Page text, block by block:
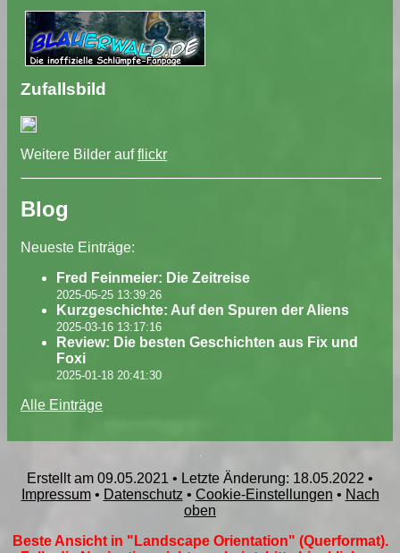
Zufallsbild
Weitere Bilder aufflickr
Blog
Neueste Einträge:
Fred Feinmeier: Die Zeitreise
2025-05-25 13:39:26
Kurzgeschichte: Auf den Spuren der Aliens
2025-03-16 13:17:16
Review: Die besten Geschichten aus Fix und
Foxi
2025-01-18 20:41:30
Alle Einträge
Erstellt am 09.05.2021 • Letzte Änderung: 18.05.2022 •
Impressum• Datenschutz • Cookie-Einstellungen • Nach
oben
Beste Ansicht in "Landscape Orientation" (Querformat).